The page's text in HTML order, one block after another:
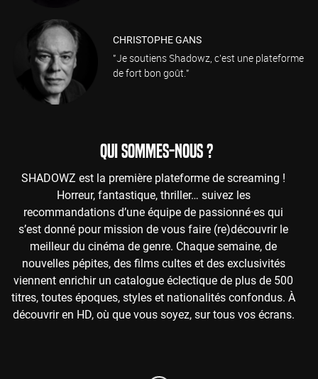
CHRISTOPHE GANS
"Je soutiens Shadowz, c'est une plateforme
de fort bon goût."
QUI SOMMES-NOUS ?
SHADOWZ est la première plateforme de screaming !
Horreur, fantastique, thriller… suivez les
recommandations d’une équipe de passionné·es qui
s’est donné pour mission de vous faire (re)découvrir le
meilleur du cinéma de genre. Chaque semaine, de
nouvelles pépites, des films cultes et des exclusivités
viennent enrichir un catalogue éclectique de plus de 500
titres, toutes époques, styles et nationalités confondus. À
découvrir en HD, où que vous soyez, sur tous vos écrans.